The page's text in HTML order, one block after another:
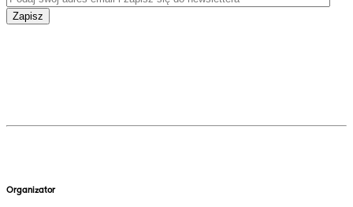
Zapisz
Organizator